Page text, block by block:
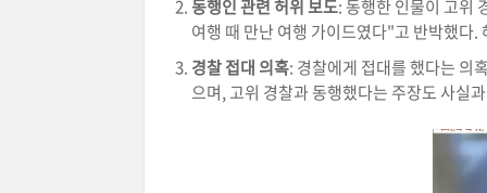
동행인 관련 허위 보도: 동행한 인물이 고위
여행 때 만난 여행 가이드였다"고 반박했다
경찰 접대 의혹: 경찰에게 접대를 했다는 의
으며, 고위 경찰과 동행했다는 주장도 사실